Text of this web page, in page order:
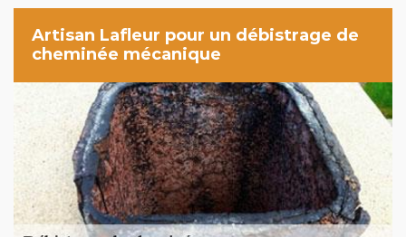
Artisan Lafleur pour un débistrage de
cheminée mécanique